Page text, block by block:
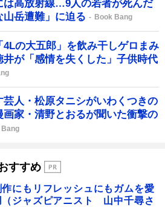
は高放射線…9人の若者が死んだ
山岳遭難」に迫る
Book Bang
の大五郎」を飲み干しゲロまみ
が「感情を失くした」子供時代
人・松原タニシがいわくつきの
家・清野とおるが聞いた衝撃の
すすめ
作にもリフレッシュにもガムを愛
（ジャズピアニスト 山中千尋さ